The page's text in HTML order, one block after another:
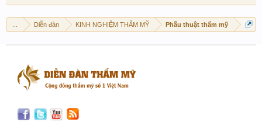
Diễn đàn KINH NGHIỆM THẨM MỸ Phẫu thuật thẩm mỹ